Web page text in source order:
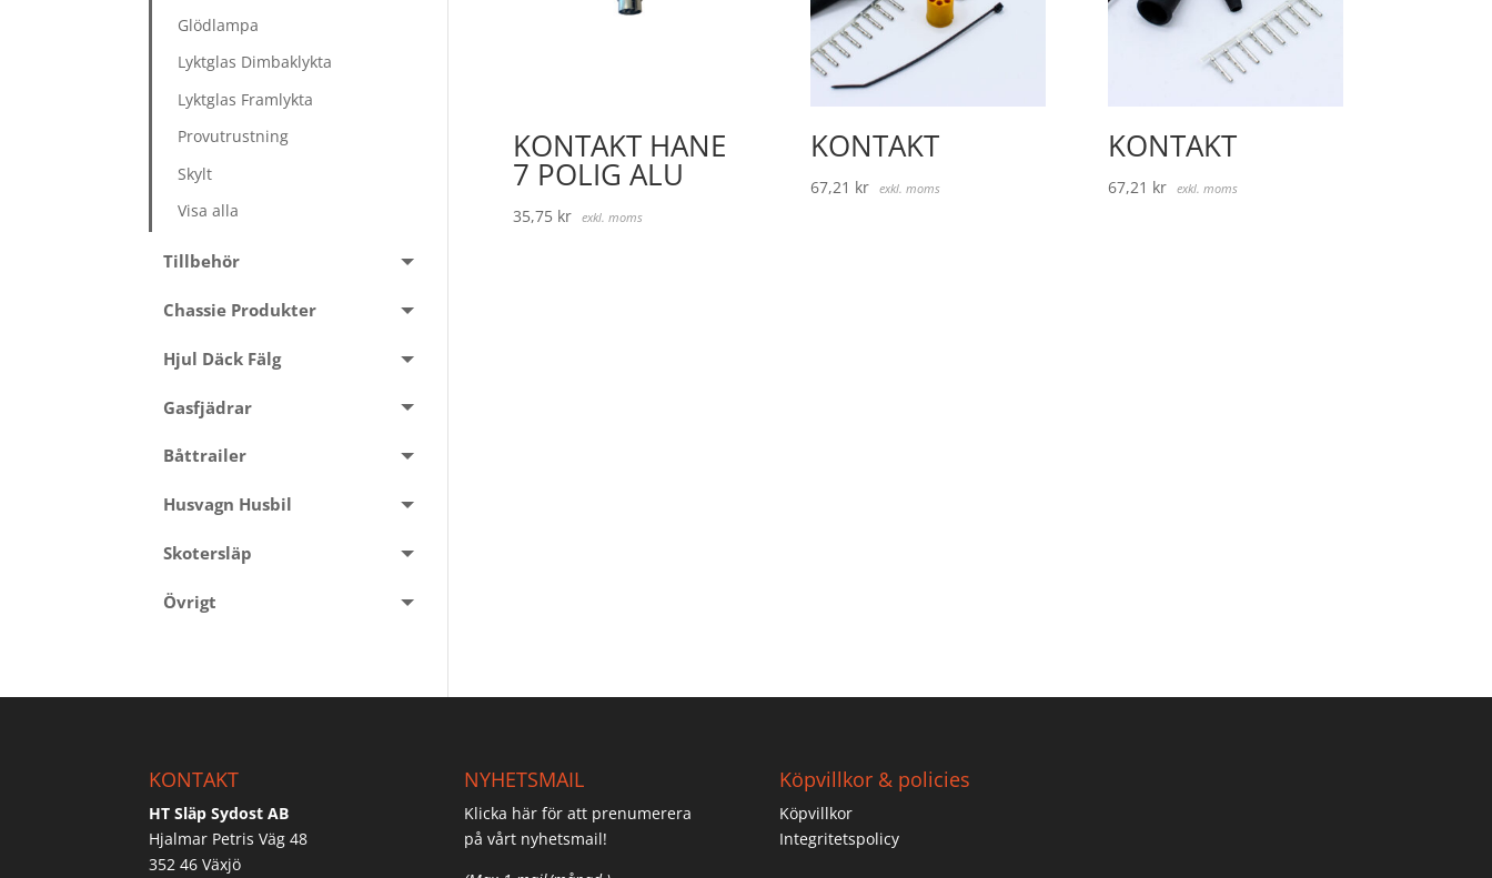
KONTAKT HANE
7 POLIG ALU
35,75 kr exkl. moms
KONTAKT
67,21 kr exkl. moms
KONTAKT
67,21 kr exkl. moms
Glödlampa
Lyktglas Dimbaklykta
Lyktglas Framlykta
Provutrustning
Skylt
Visa alla
Tillbehör
Chassie Produkter
Hjul Däck Fälg
Gasfjädrar
Båttrailer
Husvagn Husbil
Skotersläp
Övrigt
KONTAKT
HT Släp Sydost AB
Hjalmar Petris Väg 48
352 46 Växjö
NYHETSMAIL
Klicka här för att prenumerera
på vårt nyhetsmail!
Köpvillkor & policies
Köpvillkor
Integritetspolicy